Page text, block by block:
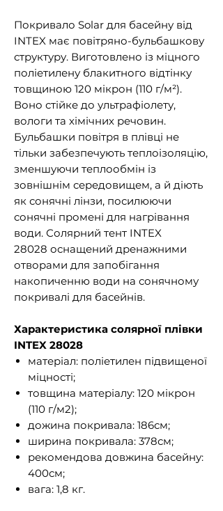
Покривало Solar для басейну від
INTEX має повітряно-бульбашкову
структуру. Виготовлено із міцного
поліетилену блакитного відтінку
товщиною 120 мікрон (110 г/м²).
Воно стійке до ультрафіолету,
вологи та хімічних речовин.
Бульбашки повітря в плівці не
тільки забезпечують теплоізоляцію,
зменшуючи теплообмін із
зовнішнім середовищем, а й діють
як сонячні лінзи, посилюючи
сонячні промені для нагрівання
води. Солярний тент INTEX
28028 оснащений дренажними
отворами для запобігання
накопиченню води на сонячному
покривалі для басейнів.
Характеристика солярної плівки
INTEX 28028
матеріал: поліетилен підвищеної
міцності;
товщина матеріалу: 120 мікрон
(110 г/м2);
дожина покривала: 186см;
ширина покривала: 378см;
рекомендова довжина басейну:
400см;
вага: 1,8 кг.